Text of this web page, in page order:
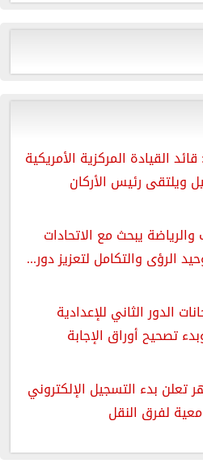
القيادة المركزية الأمريكية
ويلتقى رئيس الأركان
والرياضة يبحث مع الاتحادات
الرؤى والتكامل لتعزيز دور...
الدور الثاني للإعدادية
تصحيح أوراق الإجابة
تعلن بدء التسجيل الإلكتروني
لفرق النقل